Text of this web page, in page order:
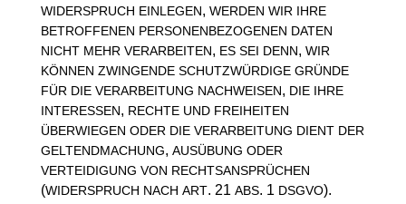
WIDERSPRUCH EINLEGEN, WERDEN WIR IHRE
BETROFFENEN PERSONENBEZOGENEN DATEN
NICHT MEHR VERARBEITEN, ES SEI DENN, WIR
KÖNNEN ZWINGENDE SCHUTZWÜRDIGE GRÜNDE
FÜR DIE VERARBEITUNG NACHWEISEN, DIE IHRE
INTERESSEN, RECHTE UND FREIHEITEN
ÜBERWIEGEN ODER DIE VERARBEITUNG DIENT DER
GELTENDMACHUNG, AUSÜBUNG ODER
VERTEIDIGUNG VON RECHTSANSPRÜCHEN
(WIDERSPRUCH NACH ART. 21 ABS. 1 DSGVO).